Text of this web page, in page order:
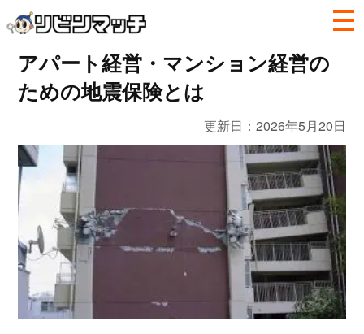
アパート経営・マンション経営の
ための地震保険とは
更新日：2026年5月20日